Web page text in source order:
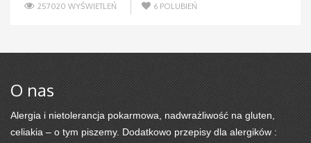
257020 WYŚWIETLEŃ 6 POLUBIEŃ
O nas
Alergia i nietolerancja pokarmowa, nadwrażliwość na gluten,
celiakia – o tym piszemy. Dodatkowo przepisy dla alergików :